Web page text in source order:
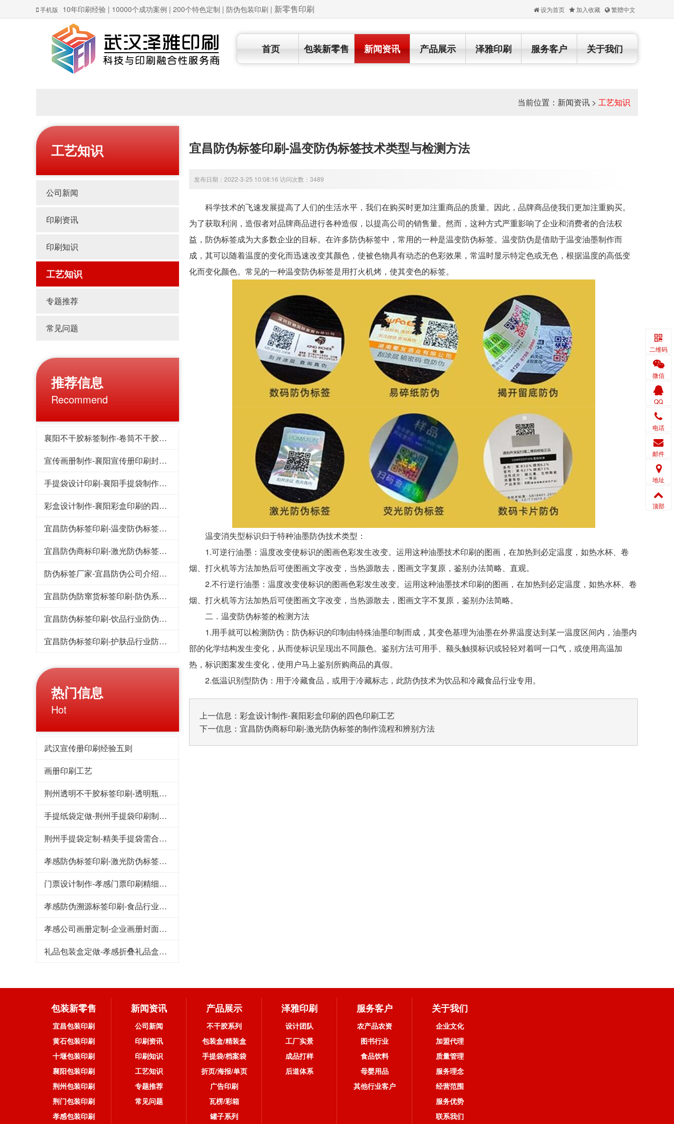
手机版 10年印刷经验 | 10000个成功案例 | 200个特色定制 | 防伪包装印刷 | 新零售印刷 设为首页 加入收藏 繁體中文
关于我们
服务客户
泽雅印刷
产品展示
新闻资讯
包装新零售
首页
当前位置： 新闻资讯 > 工艺知识
工艺知识
公司新闻
印刷资讯
印刷知识
工艺知识
专题推荐
常见问题
推荐信息
Recommend
襄阳不干胶标签制作-卷筒不干胶标签的UV印刷工艺
宣传画册制作-襄阳宣传册印刷封面常用的工艺形式
手提袋设计印刷-襄阳手提袋制作过程中需要注意的要点
彩盒设计制作-襄阳彩盒印刷的四色印刷工艺
宜昌防伪标签印刷-温变防伪标签技术类型与检测方法
宜昌防伪商标印刷-激光防伪标签的制作流程和辨别方法
防伪标签厂家-宜昌防伪公司介绍半色调图像的防伪技术
宜昌防伪防窜货标签印刷-防伪系统功能全面解决窜货难题
宜昌防伪标签印刷-饮品行业防伪技术的功能及应用
宜昌防伪标签印刷-护肤品行业防伪解决方案
热门信息
Hot
武汉宣传册印刷经验五则
画册印刷工艺
荆州透明不干胶标签印刷-透明瓶贴透明标签的技巧
手提纸袋定做-荆州手提袋印刷制作烫印效果的办法
荆州手提袋定制-精美手提袋需合理运用手提袋印刷技巧
孝感防伪标签印刷-激光防伪标签所具备的技术要求
门票设计制作-孝感门票印刷精细度对印刷工艺的需求
孝感防伪溯源标签印刷-食品行业一物一码追溯系统解决方案
孝感公司画册定制-企业画册封面印刷最常用的制作工艺
礼品包装盒定做-孝感折叠礼品盒制作的方法与步骤
宜昌防伪标签印刷-温变防伪标签技术类型与检测方法
发布日期：2022-3-25 10:08:16 访问次数：3489
科学技术的飞速发展提高了人们的生活水平，我们在购买时更加注重商品的质量。因此，品牌商品使我们更加注重购买。
为了获取利润，造假者对品牌商品进行各种造假，以提高公司的销售量。然而，这种方式严重影响了企业和消费者的合法权
益，防伪标签成为大多数企业的目标。在许多防伪标签中，常用的一种是温变防伪标签。温变防伪是借助于温变油墨制作而
成，其可以随着温度的变化而迅速改变其颜色，使被色物具有动态的色彩效果，常温时显示特定色或无色，根据温度的高低变
化而变化颜色。常见的一种温变防伪标签是用打火机烤，使其变色的标签。
温变消失型标识归于特种油墨防伪技术类型：
1.可逆行油墨：温度改变使标识的图画色彩发生改变。运用这种油墨技术印刷的图画，在加热到必定温度，如热水杯、卷
烟、打火机等方法加热后可使图画文字改变，当热源散去，图画文字复原，鉴别办法简略、直观。
2.不行逆行油墨：温度改变使标识的图画色彩发生改变。运用这种油墨技术印刷的图画，在加热到必定温度，如热水杯、卷
烟、打火机等方法加热后可使图画文字改变，当热源散去，图画文字不复原，鉴别办法简略。
二．温变防伪标签的检测方法
1.用手就可以检测防伪：防伪标识的印制由特殊油墨印制而成，其变色基理为油墨在外界温度达到某一温度区间内，油墨内
部的化学结构发生变化，从而使标识呈现出不同颜色。鉴别方法可用手、额头触摸标识或轻轻对着呵一口气，或使用高温加
热，标识图案发生变化，使用户马上鉴别所购商品的真假。
2.低温识别型防伪：用于冷藏食品，或用于冷藏标志，此防伪技术为饮品和冷藏食品行业专用。
上一信息： 彩盒设计制作-襄阳彩盒印刷的四色印刷工艺
下一信息： 宜昌防伪商标印刷-激光防伪标签的制作流程和辨别方法
包装新零售
宜昌包装印刷
黄石包装印刷
十堰包装印刷
襄阳包装印刷
荆州包装印刷
荆门包装印刷
孝感包装印刷
新闻资讯
公司新闻
印刷资讯
印刷知识
工艺知识
专题推荐
常见问题
产品展示
不干胶系列
包装盒/精装盒
手提袋/档案袋
折页/海报/单页
广告印刷
瓦楞/彩箱
罐子系列
泽雅印刷
设计团队
工厂实景
成品打样
后道体系
服务客户
农产品农资
图书行业
食品饮料
母婴用品
其他行业客户
关于我们
企业文化
加盟代理
质量管理
服务理念
经营范围
服务优势
联系我们
二维码
微信
QQ
电话
邮件
地址
顶部